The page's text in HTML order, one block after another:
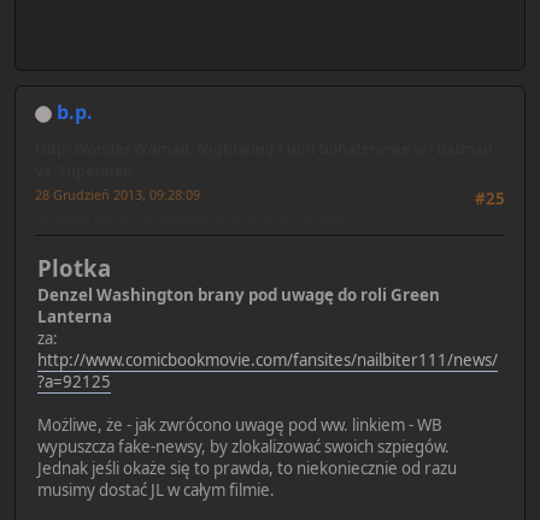
b.p.
#25
28 Grudzień 2013, 09:28:09
Plotka
Denzel Washington brany pod uwagę do roli Green
Lanterna
za:
http://www.comicbookmovie.com/fansites/nailbiter111/news/
?a=92125
Możliwe, że - jak zwrócono uwagę pod ww. linkiem - WB
wypuszcza fake-newsy, by zlokalizować swoich szpiegów.
Jednak jeśli okaże się to prawda, to niekoniecznie od razu
musimy dostać JL w całym filmie.